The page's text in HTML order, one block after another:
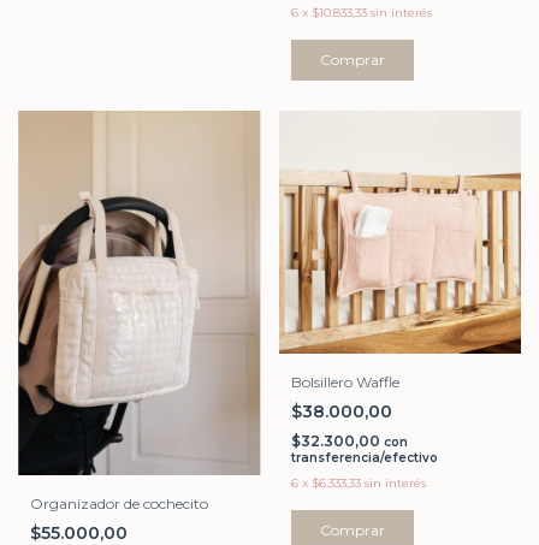
6 x $10.833,33 sin interés
Comprar
Organizador de cochecito
$55.000,00
Bolsillero Waffle
$38.000,00
$32.300,00 con
transferencia/efectivo
6 x $6.333,33 sin interés
Comprar